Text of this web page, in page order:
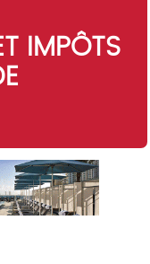
IMPÔTS